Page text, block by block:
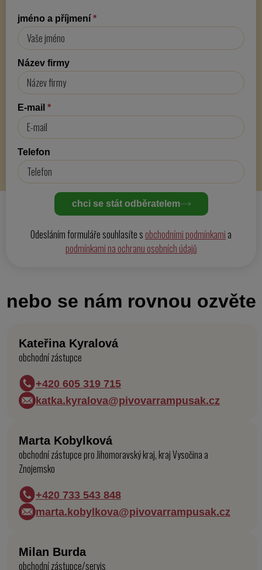
jméno a příjmení *
Název firmy
E-mail *
Telefon
chci se stát odběratelem
Odesláním formuláře souhlasíte s obchodními podmínkami a
podmínkami na ochranu osobních údajů
nebo se nám rovnou ozvěte
Kateřina Kyralová
obchodní zástupce
+420 605 319 715
katka.kyralova@pivovarrampusak.cz
Marta Kobylková
obchodní zástupce pro Jihomoravský kraj, kraj Vysočina a
Znojemsko
+420 733 543 848
marta.kobylkova@pivovarrampusak.cz
Milan Burda
obchodní zástupce/servis